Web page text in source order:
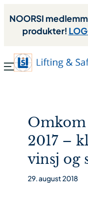
NOORSI
produkter!
Omkom
2017 –
vinsj og
29. august 2018